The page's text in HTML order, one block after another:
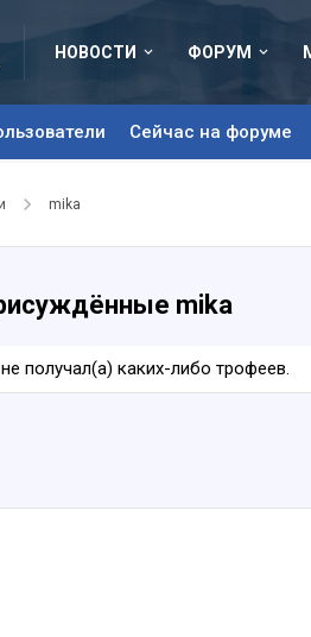
НОВОСТИ ФОРУМ
Сейчас на форуме
mika
mika
получал(а) каких-либо трофеев.